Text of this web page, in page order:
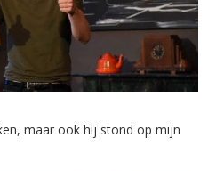
maar ook hij stond op mijn